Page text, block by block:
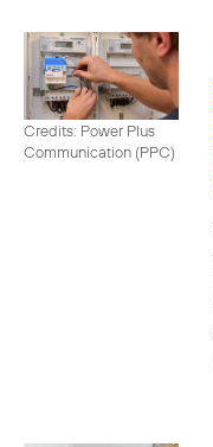
Credits: Power Plus
Communication (PPC)